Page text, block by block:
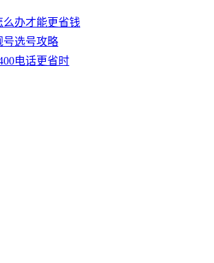
么办才能更省钱
号选号攻略
电话更省时